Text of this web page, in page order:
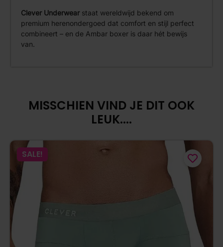
Clever Underwearstaat wereldwijd bekend om
premium herenondergoed dat comfort en stijl perfect
combineert – en de Ambar boxer is daar hét bewijs
van.
MISSCHIEN VIND JE DIT OOK
LEUK....
SALE!